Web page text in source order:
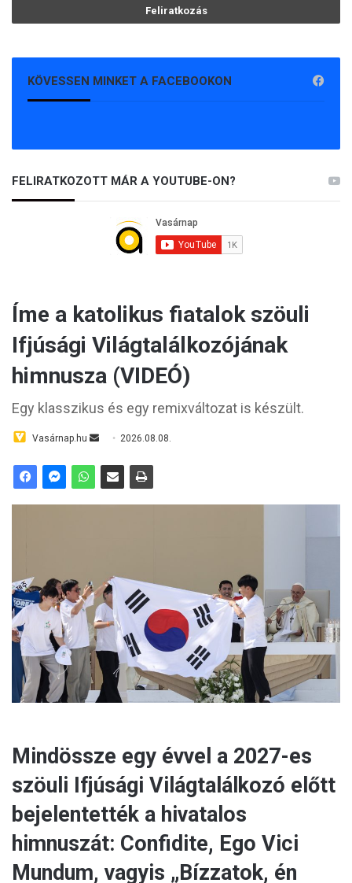
KÖVESSEN MINKET A FACEBOOKON
FELIRATKOZOTT MÁR A YOUTUBE-ON?